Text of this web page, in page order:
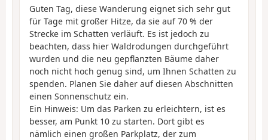
Guten Tag, diese Wanderung eignet sich sehr gut
für Tage mit großer Hitze, da sie auf 70 % der
Strecke im Schatten verläuft. Es ist jedoch zu
beachten, dass hier Waldrodungen durchgeführt
wurden und die neu gepflanzten Bäume daher
noch nicht hoch genug sind, um Ihnen Schatten zu
spenden. Planen Sie daher auf diesen Abschnitten
einen Sonnenschutz ein.
Ein Hinweis: Um das Parken zu erleichtern, ist es
besser, am Punkt 10 zu starten. Dort gibt es
nämlich einen großen Parkplatz, der zum